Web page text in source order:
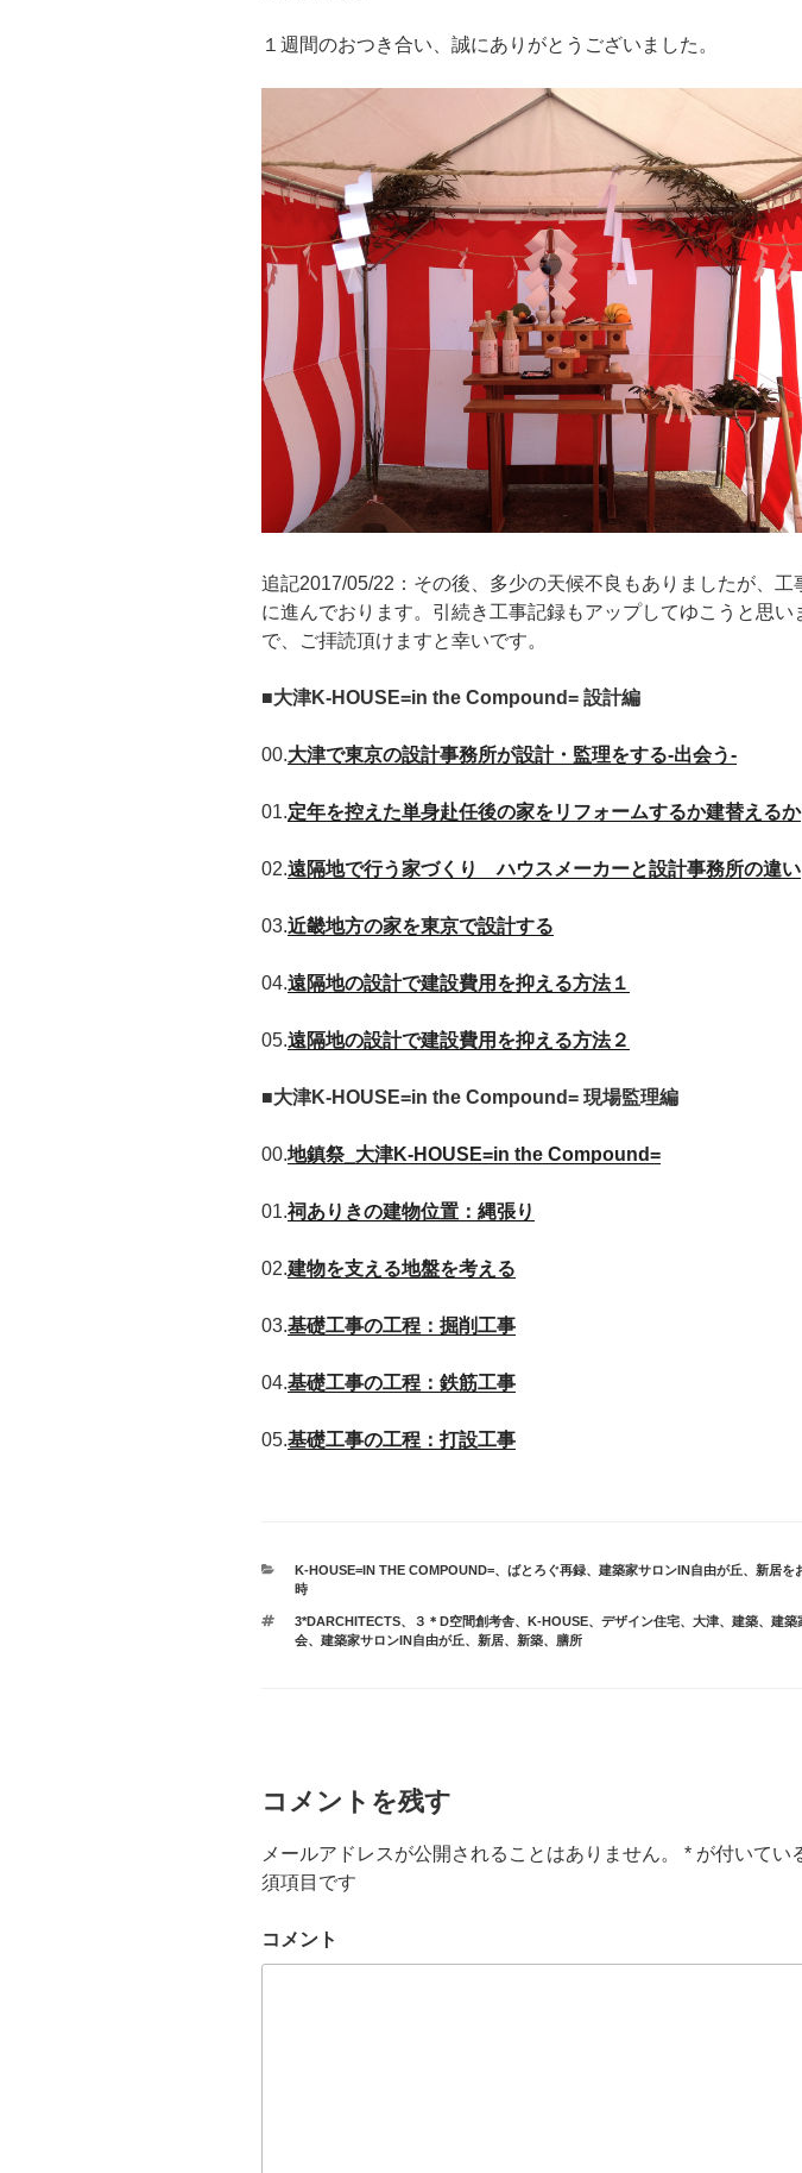
１週間のおつき合い、誠にありがとうございました。
追記2017/05/22：その後、多少の天候不良もありましたが、工
に進んでおります。引続き工事記録もアップしてゆこうと思い
で、ご拝読頂けますと幸いです。
■大津K-HOUSE=in the Compound= 設計編
00.大津で東京の設計事務所が設計・監理をする-出会う-
01.定年を控えた単身赴任後の家をリフォームするか建替えるか
02.遠隔地で行う家づくり ハウスメーカーと設計事務所の違い
03.近畿地方の家を東京で設計する
04.遠隔地の設計で建設費用を抑える方法１
05.遠隔地の設計で建設費用を抑える方法２
■大津K-HOUSE=in the Compound= 現場監理編
00.地鎮祭 大津K-HOUSE=in the Compound=
01.祠ありきの建物位置：縄張り
02.建物を支える地盤を考える
03.基礎工事の工程：掘削工事
04.基礎工事の工程：鉄筋工事
05.基礎工事の工程：打設工事
カ
テ
リ
ー
K-HOUSE=IN THE COMPOUND=、 ばとろぐ再録、 建築家サロンIN自由が丘、 新居を
時
タ
グ
3*DARCHITECTS、 ３＊D空間創考舎、 K-HOUSE、 デザイン住宅、 大津、 建築、 建築
会、 建築家サロンIN自由が丘、 新居、 新築、 膳所
コメントを残す
メールアドレスが公開されることはありません。 * が付いてい
須項目です
コメント